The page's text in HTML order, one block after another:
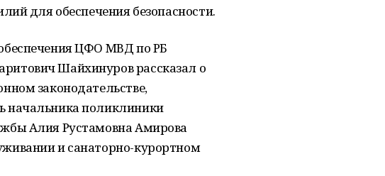
для обеспечения безопасности.
ЦФО МВД по РБ
Шайхинуров рассказал о
законодательстве,
начальника поликлиники
Алия Рустамовна Амирова
и санаторно-курортном